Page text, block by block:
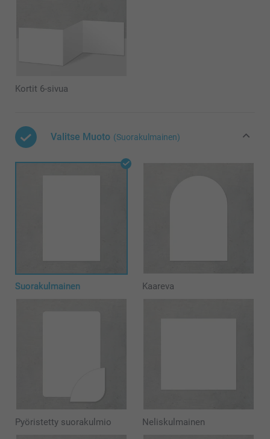
Kortit 6-sivua
Valitse Muoto (Suorakulmainen)
Suorakulmainen Kaareva
Pyöristetty suorakulmio Neliskulmainen